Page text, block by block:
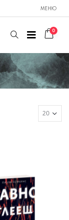
МЕНЮ
0